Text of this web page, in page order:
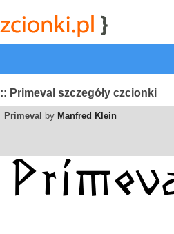
| przeglądaj najwyżej
:: Primeval szczegóły czcionki
Primeval by Manfred Klein